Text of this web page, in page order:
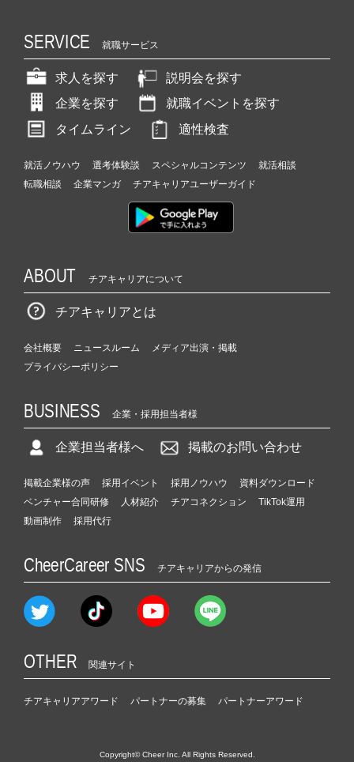
SERVICE 就職サービス
求人を探す
説明会を探す
企業を探す
就職イベントを探す
タイムライン
適性検査
就活ノウハウ 選考体験談 スペシャルコンテンツ
就活相談
転職相談
企業マンガ チアキャリアユーザーガイド
ABOUT チアキャリアについて
チアキャリアとは
会社概要 ニュースルーム
メディア出演・掲載
プライバシーポリシー
BUSINESS 企業・採用担当者様
企業担当者様へ 掲載のお問い合わせ
掲載企業様の声 採用イベント 採用ノウハウ
資料ダウンロード
ベンチャー合同研修
人材紹介 チアコネクション
TikTok運用
動画制作
採用代行
CheerCareer SNS チアキャリアからの発信
OTHER 関連サイト
チアキャリアアワード パートナーの募集 パートナーアワード
Copyright© Cheer Inc. All Rights Reserved.